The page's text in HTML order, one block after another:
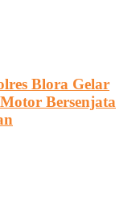
Blora Gelar
Bersenjata